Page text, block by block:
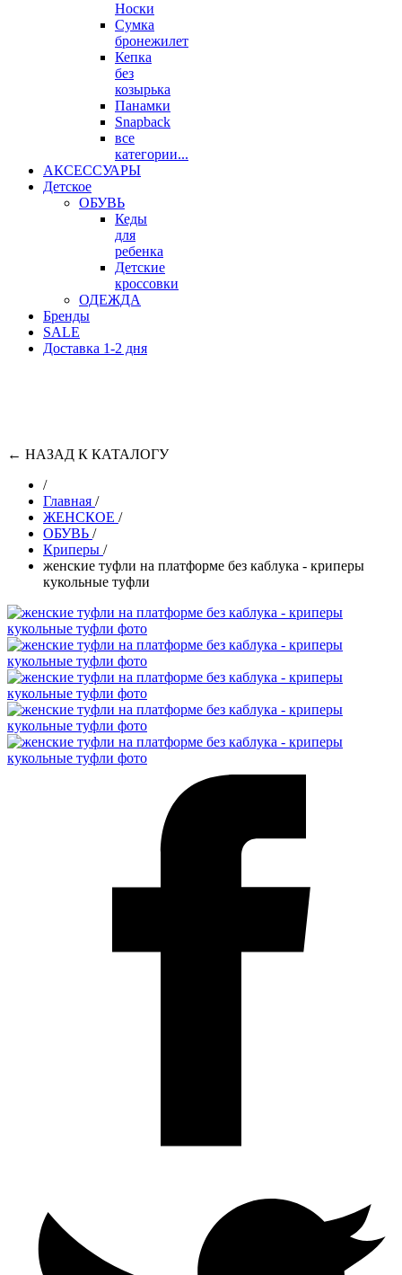
Носки
Сумка
бронежилет
Кепка
без
козырька
Панамки
Snapback
все
категории...
АКСЕССУАРЫ
Детское
ОБУВЬ
Кеды
для
ребенка
Детские
кроссовки
ОДЕЖДА
Бренды
SALE
Доставка 1-2 дня
← НАЗАД К КАТАЛОГУ
/
Главная /
ЖЕНСКОЕ /
ОБУВЬ /
Криперы /
женские туфли на платформе без каблука - криперы
кукольные туфли